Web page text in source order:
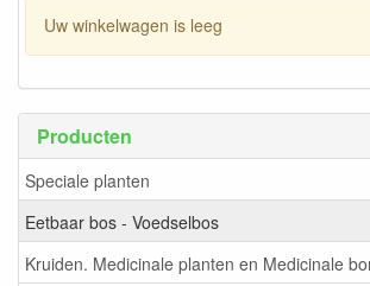
Uw winkelwagen is leeg
Producten
Speciale planten
Eetbaar bos - Voedselbos
Kruiden. Medicinale planten en Medicinale